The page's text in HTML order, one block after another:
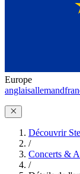
Europe
anglaisallemand
Découvrir
/
Concerts &
/